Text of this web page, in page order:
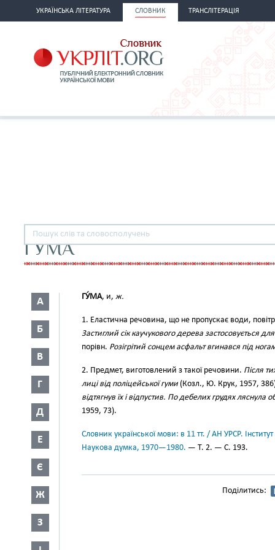
УКРАЇНСЬКА ЛІТЕРАТУРА СЛОВНИК ТРАНСЛІТЕРАЦІЯ
ГУМА
А
Б
В
Г
Д
Е
Є
Ж
З
ГУ́МА, и, ж.
1. Еластична речовина, що не пропускає води,
Застиглий сік каучукового дерева застосовується
порівн. Розігрітий сонцем асфальт вгинався під
2. Предмет, виготовлений з такої речовини. Після
лиці від поліцейської гуми (Козл., Ю. Крук, 1957,
відтягнув їх і відпустив. По дебелих грудях ляснула
1959, 73).
Словник української мови: в 11 тт. / АН УРСР.
Наукова думка, 1970—1980. — Т. 2. — С. 193.
Поділитись: